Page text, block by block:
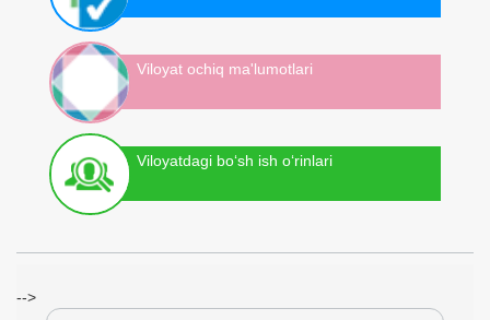
Viloyat ochiq ma'lumotlari
Viloyatdagi bo‘sh ish o‘rinlari
-->